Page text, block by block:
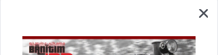
Vai šī informācija bija noderīga?